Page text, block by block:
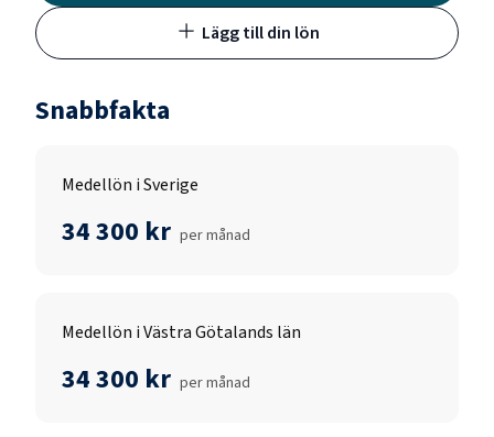
Lägg till din lön
Snabbfakta
Medellön i Sverige
34 300 kr per månad
Medellön i Västra Götalands län
34 300 kr per månad